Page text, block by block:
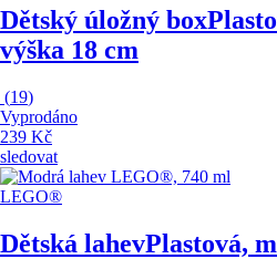
Dětský úložný box
výška 18 cm
(19)
Vyprodáno
239 Kč
sledovat
LEGO®
Dětská lahevPlastová,